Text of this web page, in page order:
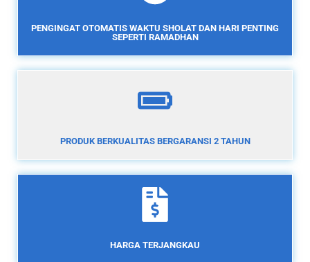
PENGINGAT OTOMATIS WAKTU SHOLAT DAN HARI PENTING
SEPERTI RAMADHAN
PRODUK BERKUALITAS BERGARANSI 2 TAHUN
HARGA TERJANGKAU